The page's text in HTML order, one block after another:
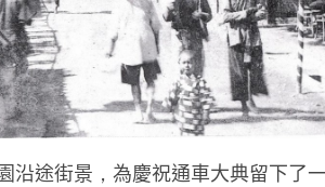
途街景，為慶祝通車大典留下了